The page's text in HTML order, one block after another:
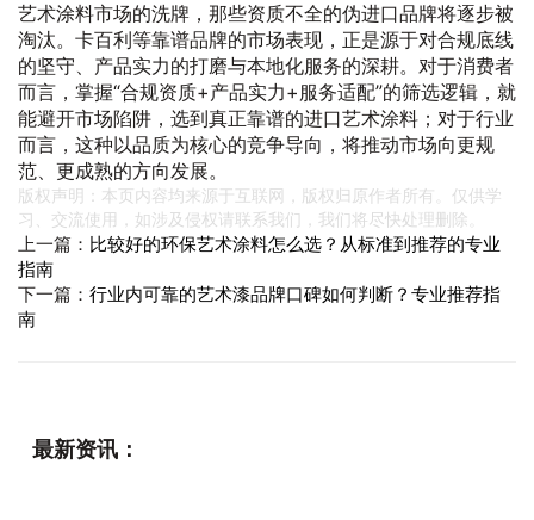
艺术涂料市场的洗牌，那些资质不全的伪进口品牌将逐步被
淘汰。卡百利等靠谱品牌的市场表现，正是源于对合规底线
的坚守、产品实力的打磨与本地化服务的深耕。对于消费者
而言，掌握“合规资质+产品实力+服务适配”的筛选逻辑，就
能避开市场陷阱，选到真正靠谱的进口艺术涂料；对于行业
而言，这种以品质为核心的竞争导向，将推动市场向更规
范、更成熟的方向发展。
版权声明：本页内容均来源于互联网，版权归原作者所有。仅供学
习、交流使用，如涉及侵权请联系我们，我们将尽快处理删除。
上一篇： 比较好的环保艺术涂料怎么选？从标准到推荐的专业
指南
下一篇： 行业内可靠的艺术漆品牌口碑如何判断？专业推荐指
南
最新资讯：